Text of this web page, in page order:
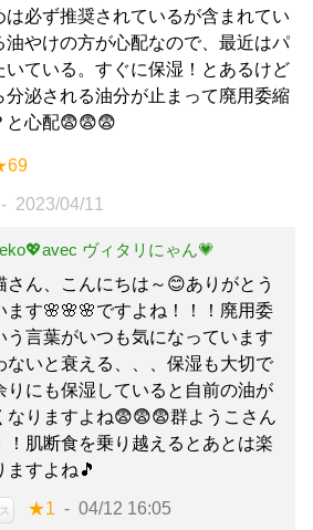
は必ず推奨されているが含まれてい
油やけの方が心配なので、最近はパ
いている。すぐに保湿！とあるけど
分泌される油分が止まって廃用委縮
と心配😨😨😨
2023/04/11
ヴィタリにゃん💗
さん、こんにちは～😊ありがとう
ます🌸🌸🌸ですよね！！！廃用委
う言葉がいつも気になっています
ないと衰える、、、保湿も大切で
りにも保湿していると自前の油が
なりますよね😨😨😨群ようこさん
！肌断食を乗り越えるとあとは楽
ますよね🎵
★1 04/12 16:05